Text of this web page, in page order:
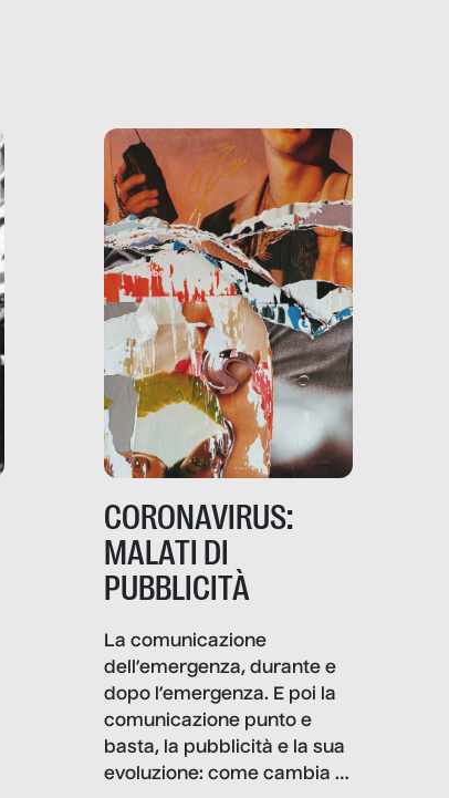
CORONAVIRUS:
MALATI DI
PUBBLICITÀ
La comunicazione
dell’emergenza, durante e
dopo l’emergenza. E poi la
comunicazione punto e
basta, la pubblicità e la sua
evoluzione: come cambia il